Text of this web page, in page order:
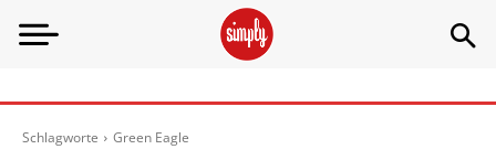
Schlagworte Green Eagle